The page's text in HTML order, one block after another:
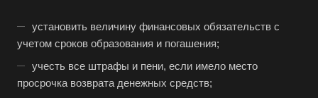
установить величину финансовых обязательств с
учетом сроков образования и погашения;
учесть все штрафы и пени, если имело место
просрочка возврата денежных средств;
Архангельск